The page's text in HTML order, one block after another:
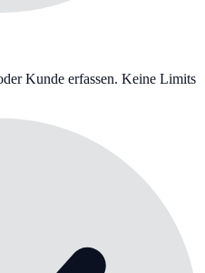
Kunde erfassen. Keine Limits